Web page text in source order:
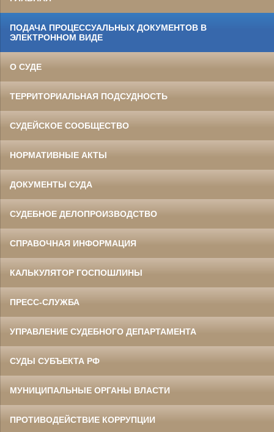
ПОДАЧА ПРОЦЕССУАЛЬНЫХ ДОКУМЕНТОВ В
ЭЛЕКТРОННОМ ВИДЕ
О СУДЕ
ТЕРРИТОРИАЛЬНАЯ ПОДСУДНОСТЬ
СУДЕЙСКОЕ СООБЩЕСТВО
НОРМАТИВНЫЕ АКТЫ
ДОКУМЕНТЫ СУДА
СУДЕБНОЕ ДЕЛОПРОИЗВОДСТВО
СПРАВОЧНАЯ ИНФОРМАЦИЯ
КАЛЬКУЛЯТОР ГОСПОШЛИНЫ
ПРЕСС-СЛУЖБА
УПРАВЛЕНИЕ СУДЕБНОГО ДЕПАРТАМЕНТА
СУДЫ СУБЪЕКТА РФ
МУНИЦИПАЛЬНЫЕ ОРГАНЫ ВЛАСТИ
ПРОТИВОДЕЙСТВИЕ КОРРУПЦИИ